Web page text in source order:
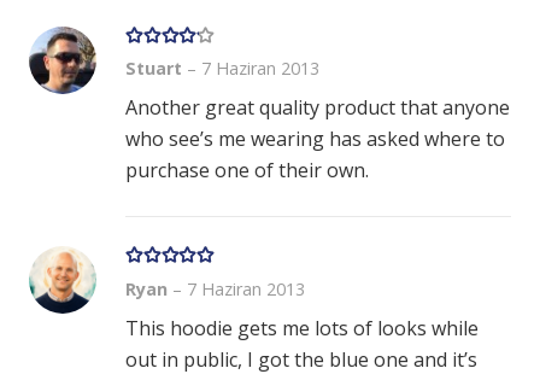
Stuart – 7 Haziran 2013
Another great quality product that anyone
who see’s me wearing has asked where to
purchase one of their own.
Ryan – 7 Haziran 2013
This hoodie gets me lots of looks while
out in public, I got the blue one and it’s